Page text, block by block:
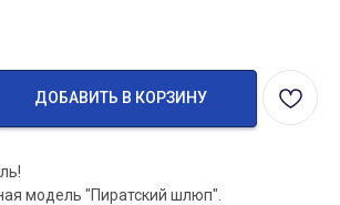
ДОБАВИТЬ В КОРЗИНУ
модель "Пиратский шлюп".